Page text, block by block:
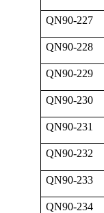
QN90-227
QN90-228
QN90-229
QN90-230
QN90-231
QN90-232
QN90-233
QN90-234